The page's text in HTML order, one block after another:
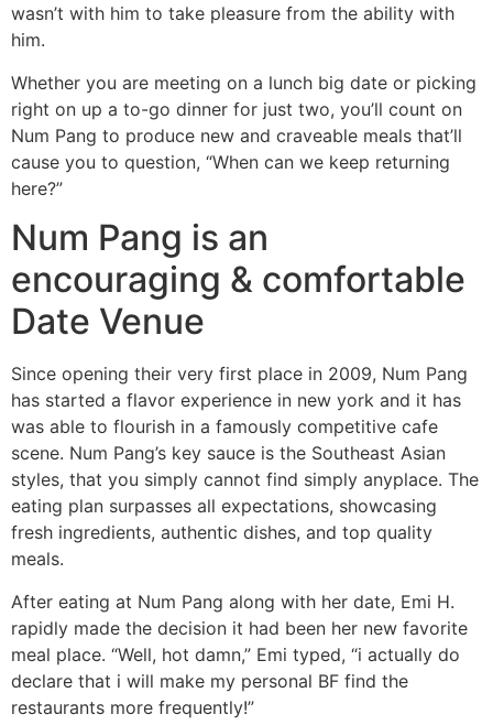
wasn’t with him to take pleasure from the ability with
him.
Whether you are meeting on a lunch big date or picking
right on up a to-go dinner for just two, you’ll count on
Num Pang to produce new and craveable meals that’ll
cause you to question, “When can we keep returning
here?”
Num Pang is an
encouraging & comfortable
Date Venue
Since opening their very first place in 2009, Num Pang
has started a flavor experience in new york and it has
was able to flourish in a famously competitive cafe
scene. Num Pang’s key sauce is the Southeast Asian
styles, that you simply cannot find simply anyplace. The
eating plan surpasses all expectations, showcasing
fresh ingredients, authentic dishes, and top quality
meals.
After eating at Num Pang along with her date, Emi H.
rapidly made the decision it had been her new favorite
meal place. “Well, hot damn,” Emi typed, “i actually do
declare that i will make my personal BF find the
restaurants more frequently!”